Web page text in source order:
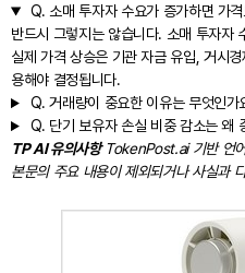
Q. 소매 투자자 수요가 증가하면 가
반드시 그렇지는 않습니다. 소매 투자자
실제 가격 상승은 기관 자금 유입, 거시
용해야 결정됩니다.
Q. 거래량이 중요한 이유는 무엇인가
Q. 단기 보유자 손실 비중 감소는 왜
TP AI 유의사항TokenPost.ai 기반 언어
본문의 주요 내용이 제외되거나 사실과